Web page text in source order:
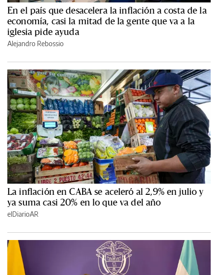
En el país que desacelera la inflación a costa de la
economía, casi la mitad de la gente que va a la
iglesia pide ayuda
Alejandro Rebossio
La inflación en CABA se aceleró al 2,9% en julio y
ya suma casi 20% en lo que va del año
elDiarioAR